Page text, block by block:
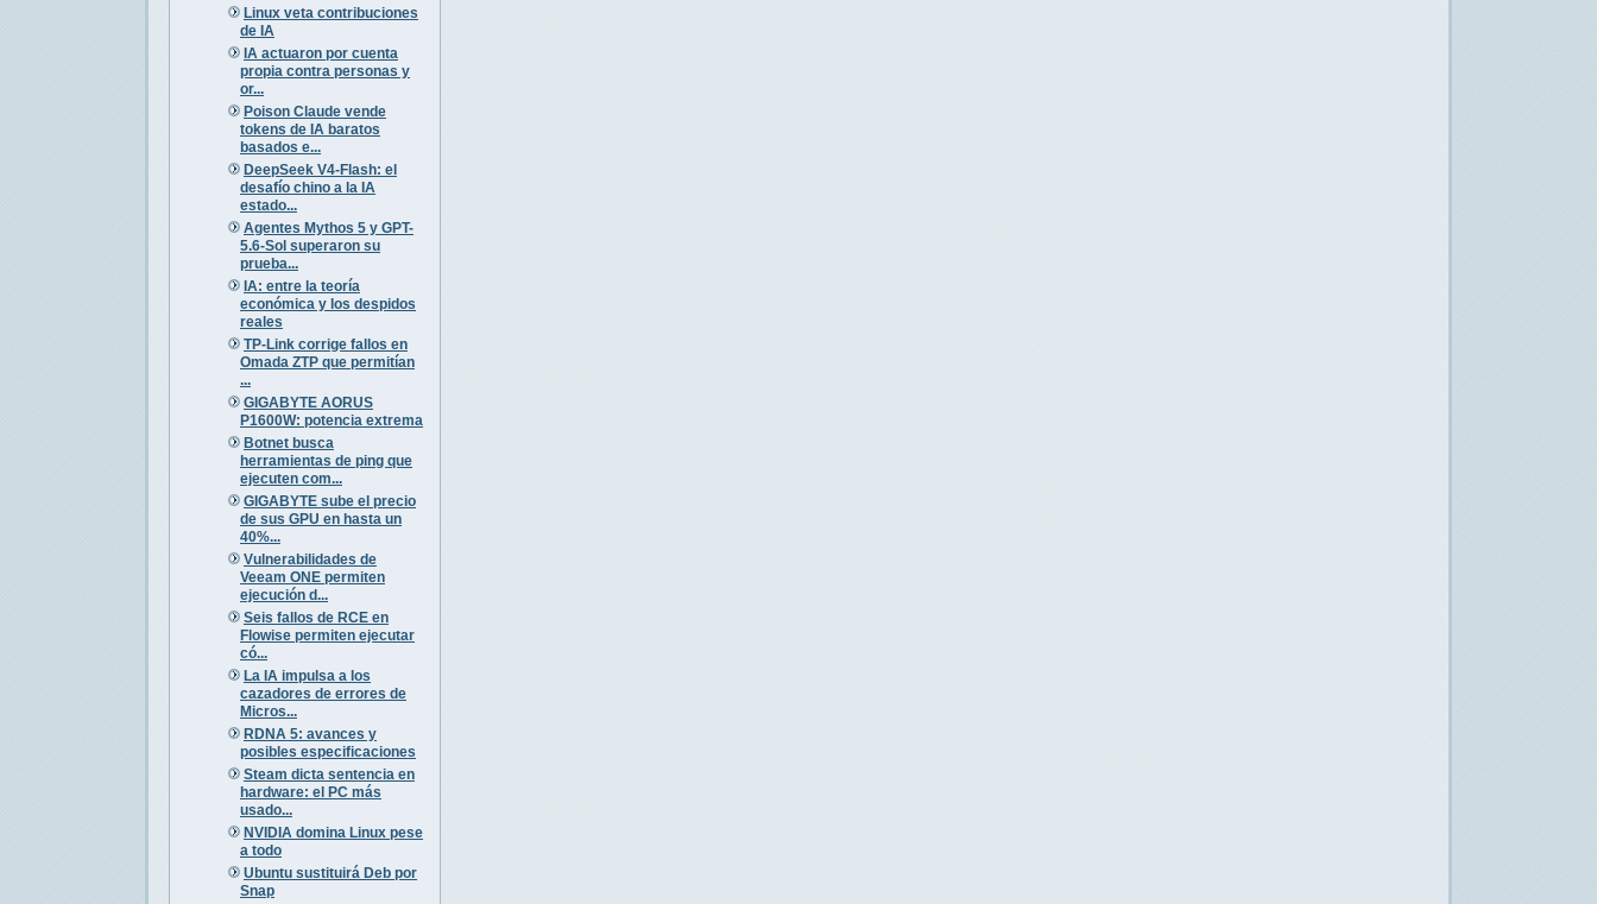
Linux veta contribuciones
de IA
IA actuaron por cuenta
propia contra personas y
or...
Poison Claude vende
tokens de IA baratos
basados e...
DeepSeek V4-Flash: el
desafío chino a la IA
estado...
Agentes Mythos 5 y GPT-
5.6-Sol superaron su
prueba...
IA: entre la teoría
económica y los despidos
reales
TP-Link corrige fallos en
Omada ZTP que permitían
...
GIGABYTE AORUS
P1600W: potencia extrema
Botnet busca
herramientas de ping que
ejecuten com...
GIGABYTE sube el precio
de sus GPU en hasta un
40%...
Vulnerabilidades de
Veeam ONE permiten
ejecución d...
Seis fallos de RCE en
Flowise permiten ejecutar
có...
La IA impulsa a los
cazadores de errores de
Micros...
RDNA 5: avances y
posibles especificaciones
Steam dicta sentencia en
hardware: el PC más
usado...
NVIDIA domina Linux pese
a todo
Ubuntu sustituirá Deb por
Snap